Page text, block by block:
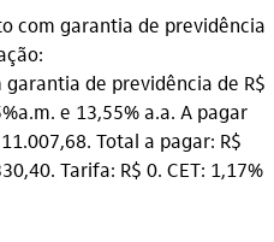
com garantia de previdência
de previdência de R$
e 13,55% a.a. A pagar
Total a pagar: R$
Tarifa: R$ 0. CET: 1,17%